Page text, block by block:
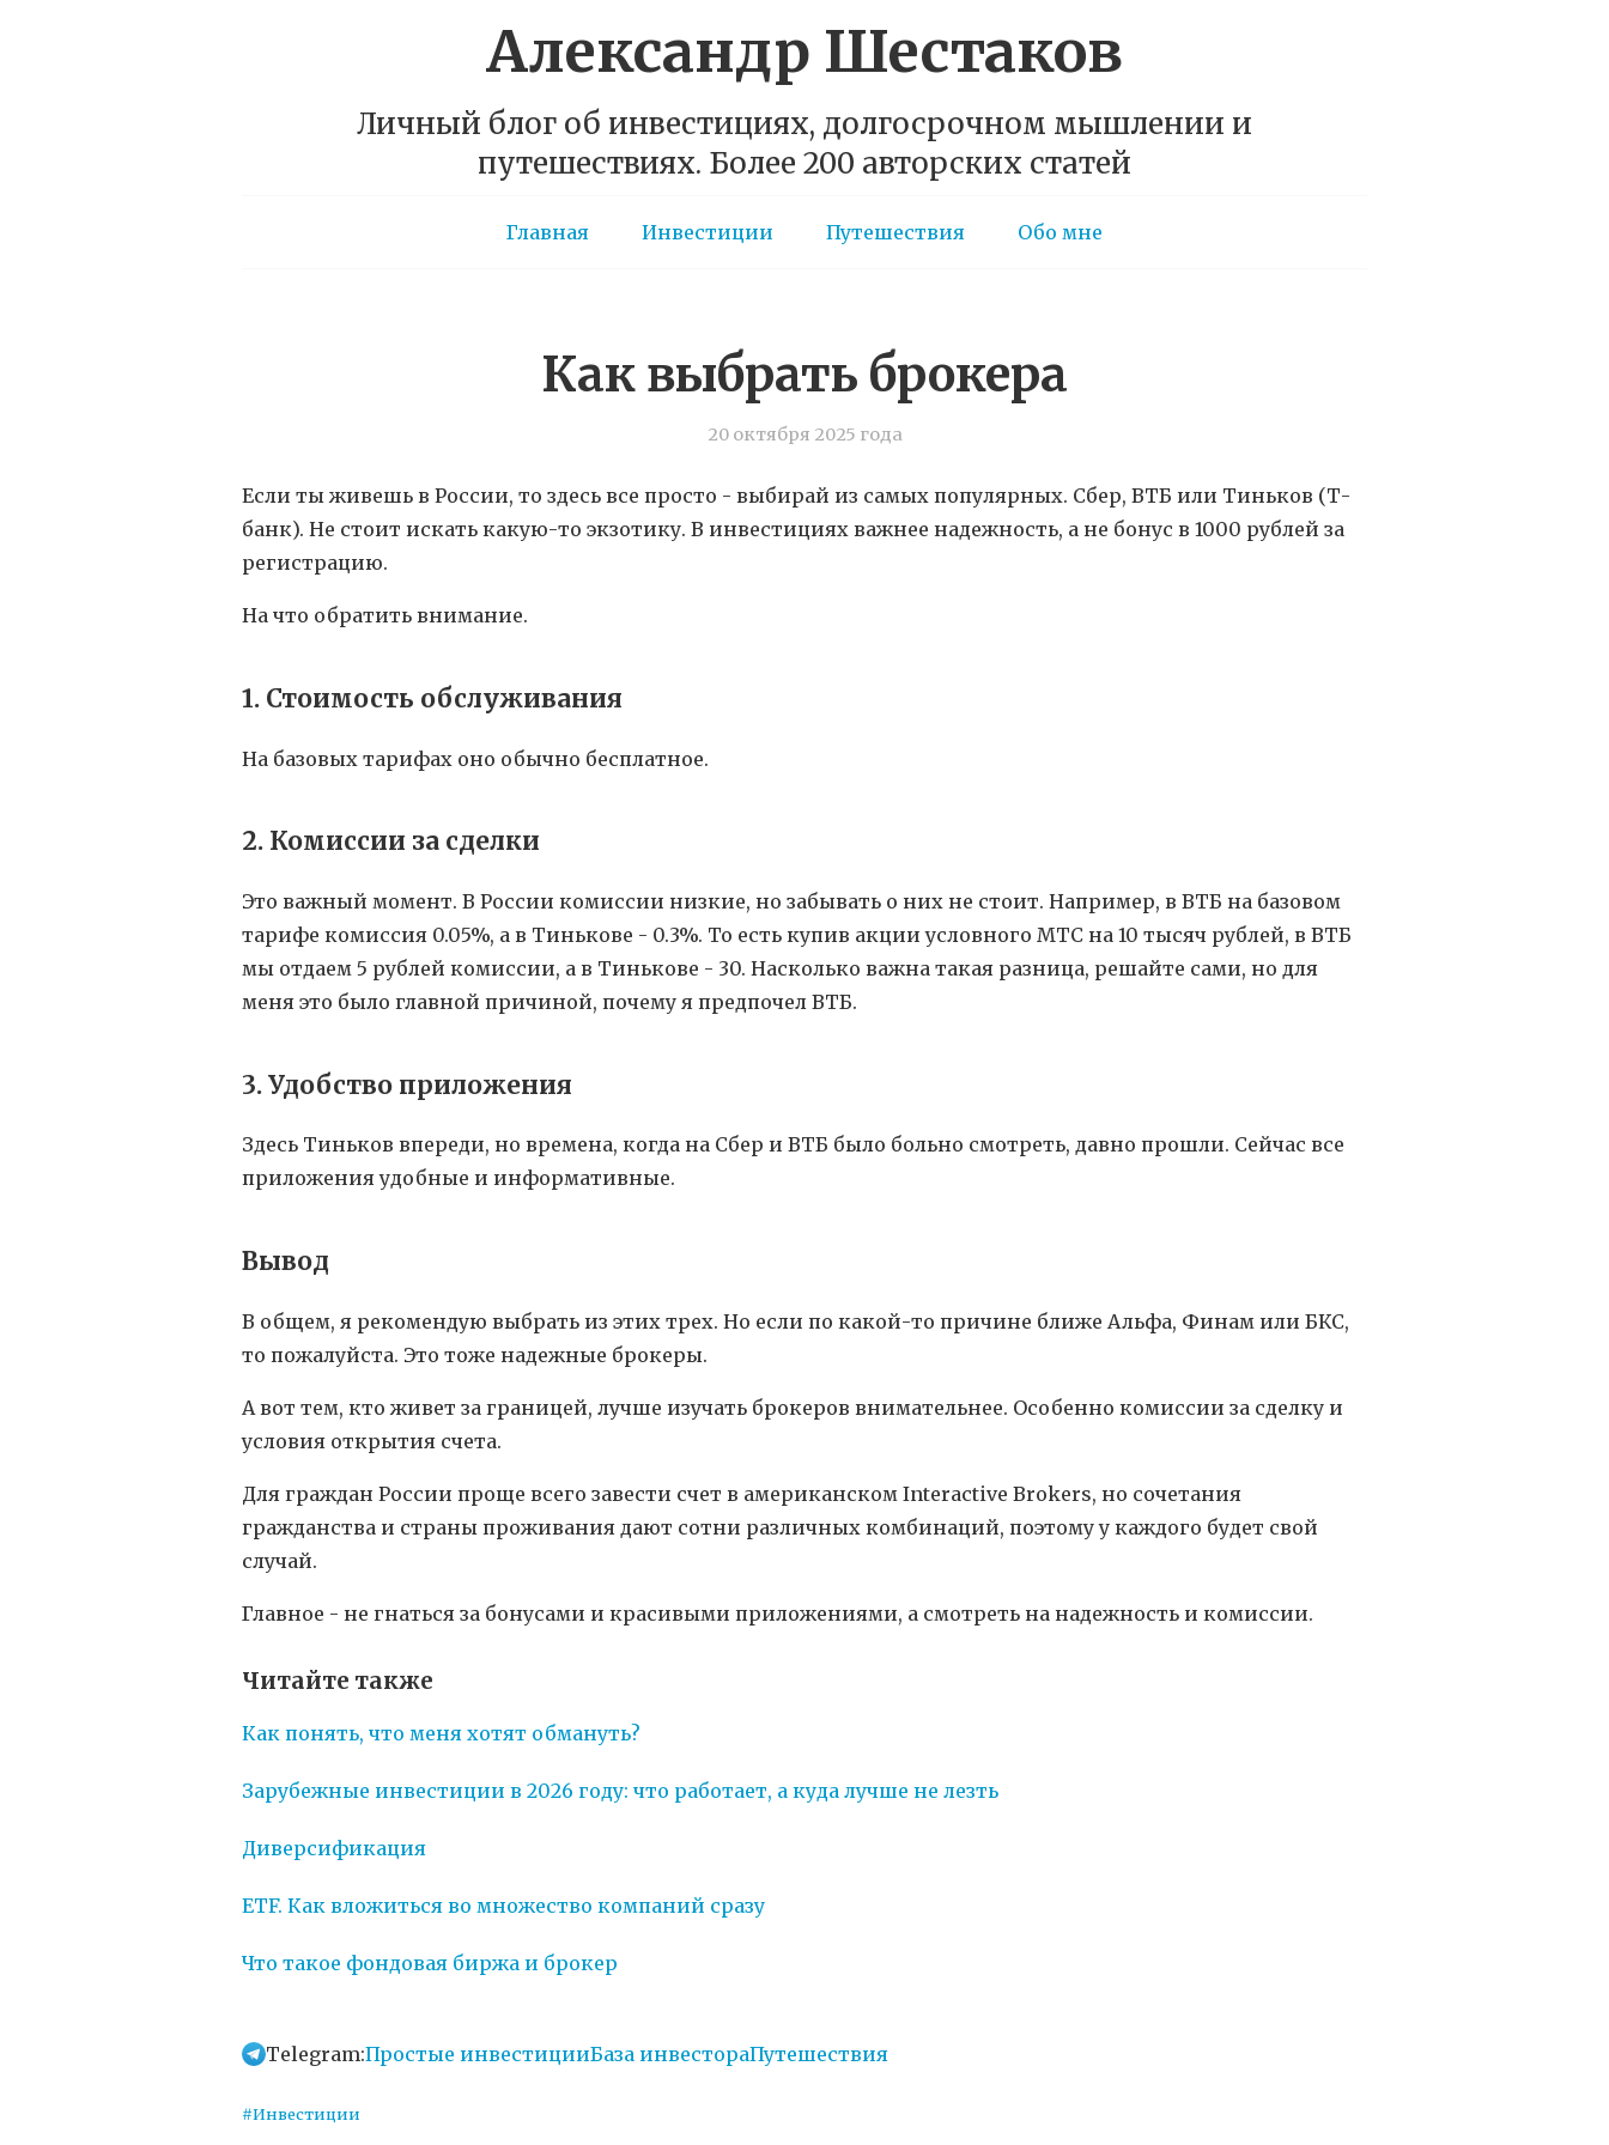
Александр Шестаков
Личный блог об инвестициях, долгосрочном мышлении и
путешествиях. Более 200 авторских статей
Главная Инвестиции Путешествия Обо мне
Как выбрать брокера
20 октября 2025 года
Если ты живешь в России, то здесь все просто - выбирай из самых популярных. Сбер, ВТБ или Тиньков (Т-
банк). Не стоит искать какую-то экзотику. В инвестициях важнее надежность, а не бонус в 1000 рублей за
регистрацию.
На что обратить внимание.
1. Стоимость обслуживания
На базовых тарифах оно обычно бесплатное.
2. Комиссии за сделки
Это важный момент. В России комиссии низкие, но забывать о них не стоит. Например, в ВТБ на базовом
тарифе комиссия 0.05%, а в Тинькове - 0.3%. То есть купив акции условного МТС на 10 тысяч рублей, в ВТБ
мы отдаем 5 рублей комиссии, а в Тинькове - 30. Насколько важна такая разница, решайте сами, но для
меня это было главной причиной, почему я предпочел ВТБ.
3. Удобство приложения
Здесь Тиньков впереди, но времена, когда на Сбер и ВТБ было больно смотреть, давно прошли. Сейчас все
приложения удобные и информативные.
Вывод
В общем, я рекомендую выбрать из этих трех. Но если по какой-то причине ближе Альфа, Финам или БКС,
то пожалуйста. Это тоже надежные брокеры.
А вот тем, кто живет за границей, лучше изучать брокеров внимательнее. Особенно комиссии за сделку и
условия открытия счета.
Для граждан России проще всего завести счет в американском Interactive Brokers, но сочетания
гражданства и страны проживания дают сотни различных комбинаций, поэтому у каждого будет свой
случай.
Главное - не гнаться за бонусами и красивыми приложениями, а смотреть на надежность и комиссии.
Читайте также
Как понять, что меня хотят обмануть?
Зарубежные инвестиции в 2026 году: что работает, а куда лучше не лезть
Диверсификация
ETF. Как вложиться во множество компаний сразу
Что такое фондовая биржа и брокер
Telegram:Простые инвестицииБаза инвестораПутешествия
#Инвестиции